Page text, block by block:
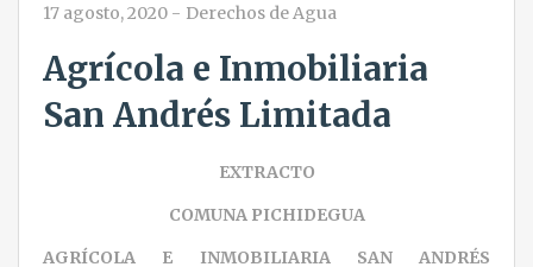
17 agosto, 2020 - Derechos de Agua
Agrícola e Inmobiliaria
San Andrés Limitada
EXTRACTO
COMUNA PICHIDEGUA
AGRÍCOLA E INMOBILIARIA SAN ANDRÉS